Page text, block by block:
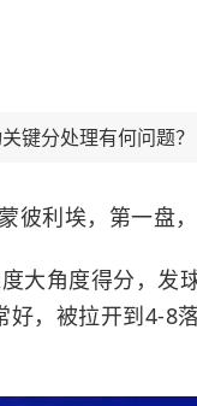
键分处理有何问题？
彼利埃，第一盘，
大角度得分，发
好，被拉开到4-8